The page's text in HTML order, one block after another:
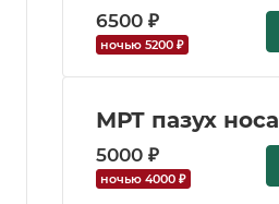
6500 ₽
ночью 5200 ₽
МРТ пазух носа
5000 ₽
ночью 4000 ₽